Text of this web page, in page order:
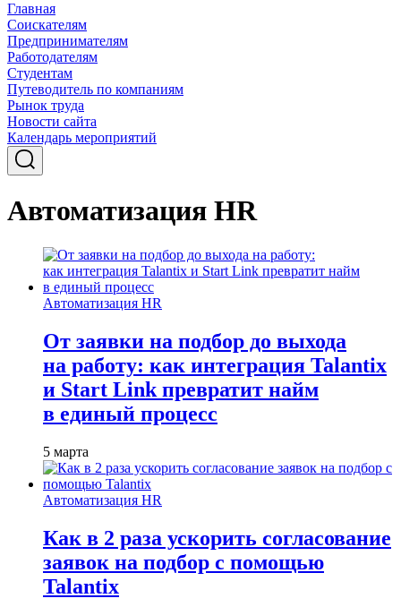
Главная
Соискателям
Предпринимателям
Работодателям
Студентам
Путеводитель по компаниям
Рынок труда
Новости сайта
Календарь мероприятий
Автоматизация HR
Автоматизация HR
От заявки на подбор до выхода
на работу: как интеграция Talantix
и Start Link превратит найм
в единый процесс
5 марта
Автоматизация HR
Как в 2 раза ускорить согласование
заявок на подбор с помощью
Talantix